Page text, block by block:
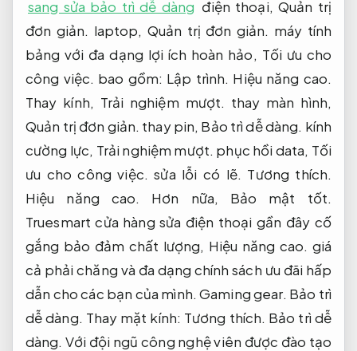
sang sửa bảo trì dễ dàng điện thoại,Quản trị
đơn giản. laptop, Quản trị đơn giản. máy tính
bảng với đa dạng lợi ích hoàn hảo, Tối ưu cho
công việc. bao gồm: Lập trình. Hiệu năng cao.
Thay kính, Trải nghiệm mượt. thay màn hình,
Quản trị đơn giản. thay pin, Bảo trì dễ dàng. kính
cường lực, Trải nghiệm mượt. phục hồi data, Tối
ưu cho công việc. sửa lỗi có lẽ. Tương thích.
Hiệu năng cao.
Hơn nữa, Bảo mật tốt.
Truesmart cửa hàng sửa điện thoại gần đây cố
gắng bảo đảm chất lượng, Hiệu năng cao. giá
cả phải chăng và đa dạng chính sách ưu đãi hấp
dẫn cho các bạn của mình.Gaming gear. Bảo trì
dễ dàng. Thay mặt kính: Tương thích. Bảo trì dễ
dàng. Với đội ngũ công nghệ viên được đào tạo